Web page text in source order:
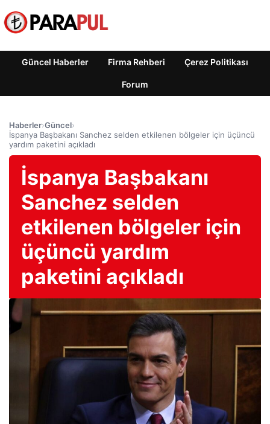
Güncel Haberler Firma Rehberi Çerez Politikası
Forum
Haberler›Güncel›
İspanya Başbakanı Sanchez selden etkilenen bölgeler için üçüncü
yardım paketini açıkladı
İspanya Başbakanı
Sanchez selden
etkilenen bölgeler için
üçüncü yardım
paketini açıkladı